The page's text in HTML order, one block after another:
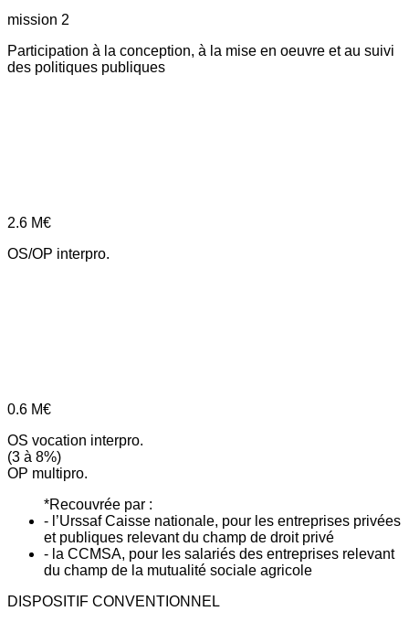
mission 2
Participation à la conception, à la mise en oeuvre et au suivi
des politiques publiques
2.6 M€
OS/OP interpro.
0.6 M€
OS vocation interpro.
(3 à 8%)
OP multipro.
*Recouvrée par :
- l’Urssaf Caisse nationale, pour les entreprises privées
et publiques relevant du champ de droit privé
- la CCMSA, pour les salariés des entreprises relevant
du champ de la mutualité sociale agricole
DISPOSITIF CONVENTIONNEL